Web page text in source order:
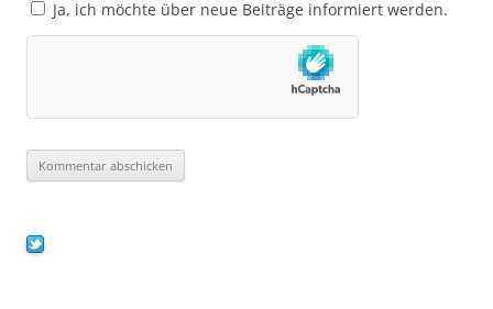
Ja, ich möchte über neue Beiträge informiert werden.